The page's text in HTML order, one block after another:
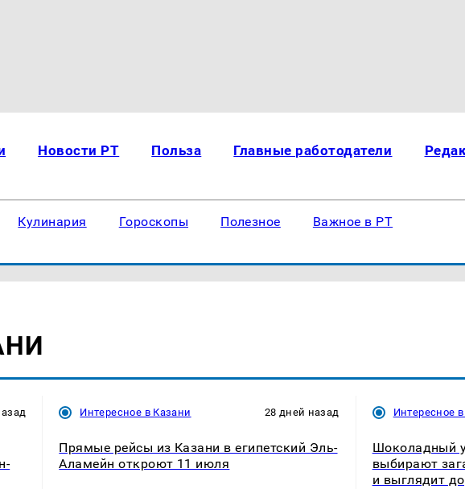
Новости РТ Польза Главные работодатели
Кулинария Гороскопы Полезное Важное в РТ
Интересное в Казани 28 дней назад
Прямые рейсы из Казани в египетский Эль-
Аламейн откроют 11 июля
Интересное
Шоколадный
выбирают
и выглядит